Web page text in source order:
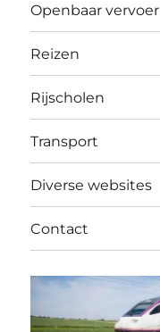
Openbaar vervoer
Reizen
Rijscholen
Transport
Diverse websites
Contact